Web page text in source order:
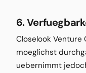
6.
Closelook
moeglichst
uebernimmt